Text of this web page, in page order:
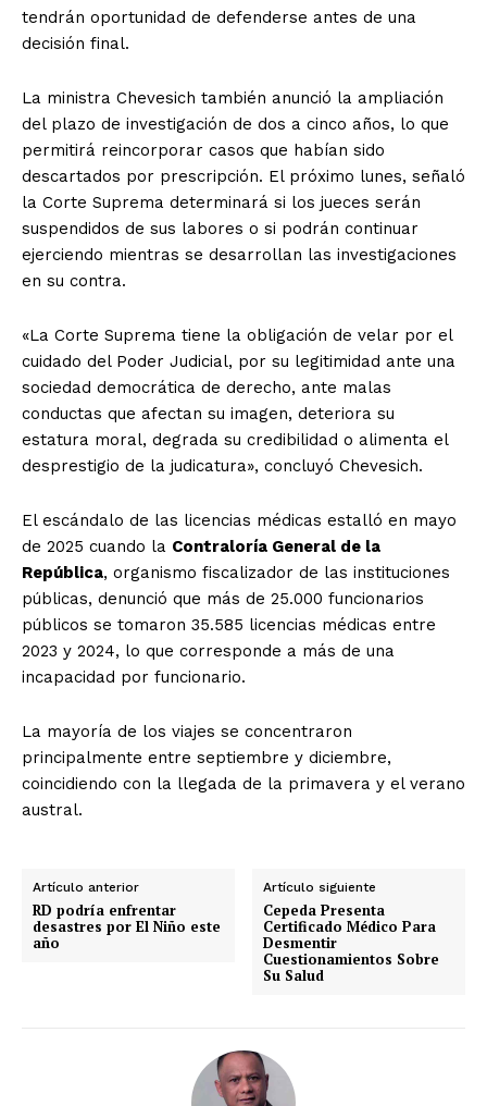
tendrán oportunidad de defenderse antes de una
decisión final.
La ministra Chevesich también anunció la ampliación
del plazo de investigación de dos a cinco años, lo que
permitirá reincorporar casos que habían sido
descartados por prescripción. El próximo lunes, señaló
la Corte Suprema determinará si los jueces serán
suspendidos de sus labores o si podrán continuar
ejerciendo mientras se desarrollan las investigaciones
en su contra.
«La Corte Suprema tiene la obligación de velar por el
cuidado del Poder Judicial, por su legitimidad ante una
sociedad democrática de derecho, ante malas
conductas que afectan su imagen, deteriora su
estatura moral, degrada su credibilidad o alimenta el
desprestigio de la judicatura», concluyó Chevesich.
El escándalo de las licencias médicas estalló en mayo
de 2025 cuando la Contraloría General de la
República, organismo fiscalizador de las instituciones
públicas, denunció que más de 25.000 funcionarios
públicos se tomaron 35.585 licencias médicas entre
2023 y 2024, lo que corresponde a más de una
incapacidad por funcionario.
La mayoría de los viajes se concentraron
principalmente entre septiembre y diciembre,
coincidiendo con la llegada de la primavera y el verano
austral.
Artículo anterior
RD podría enfrentar
desastres por El Niño este
año
Artículo siguiente
Cepeda Presenta
Certificado Médico Para
Desmentir
Cuestionamientos Sobre
Su Salud